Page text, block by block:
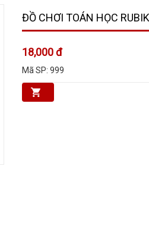
ĐỒ CHƠI TOÁN HỌC RUBIK
18,000 đ
Mã SP: 999